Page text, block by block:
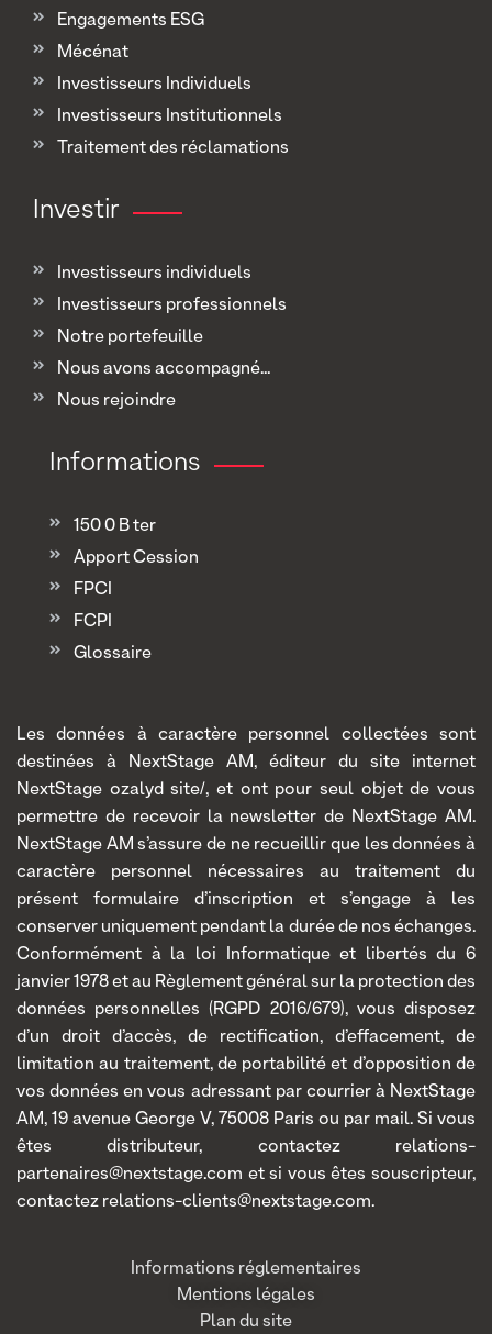
Engagements ESG
Mécénat
Investisseurs Individuels
Investisseurs Institutionnels
Traitement des réclamations
Investir
Investisseurs individuels
Investisseurs professionnels
Notre portefeuille
Nous avons accompagné...
Nous rejoindre
Informations
150 0 B ter
Apport Cession
FPCI
FCPI
Glossaire
Les données à caractère personnel collectées sont
destinées à NextStage AM, éditeur du site internet
NextStage ozalyd site/, et ont pour seul objet de vous
permettre de recevoir la newsletter de NextStage AM.
NextStage AM s’assure de ne recueillir que les données à
caractère personnel nécessaires au traitement du
présent formulaire d’inscription et s’engage à les
conserver uniquement pendant la durée de nos échanges.
Conformément à la loi Informatique et libertés du 6
janvier 1978 et au Règlement général sur la protection des
données personnelles (RGPD 2016/679), vous disposez
d’un droit d’accès, de rectification, d’effacement, de
limitation au traitement, de portabilité et d’opposition de
vos données en vous adressant par courrier à NextStage
AM, 19 avenue George V, 75008 Paris ou par mail. Si vous
êtes distributeur, contactez relations-
partenaires@nextstage.com et si vous êtes souscripteur,
contactez relations-clients@nextstage.com.
Informations réglementaires
Mentions légales
Plan du site